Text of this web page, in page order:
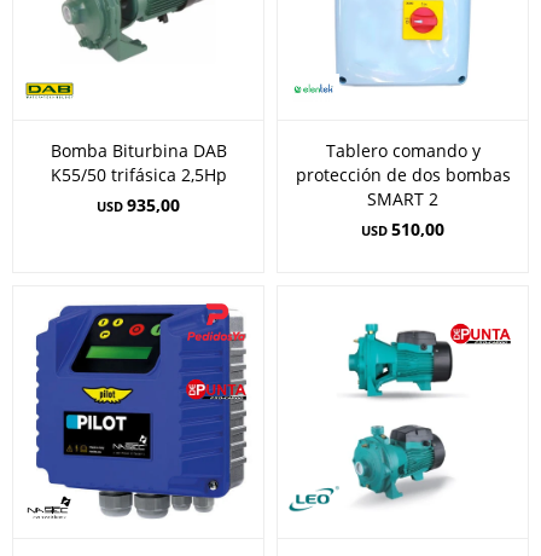
Bomba Biturbina DAB
K55/50 trifásica 2,5Hp
USD 935,00
Tablero comando y
protección de dos bombas
SMART 2
USD 510,00